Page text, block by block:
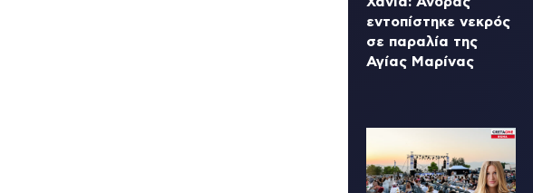
εντοπίστηκε νεκρός
σε παραλία της
Αγίας Μαρίνας